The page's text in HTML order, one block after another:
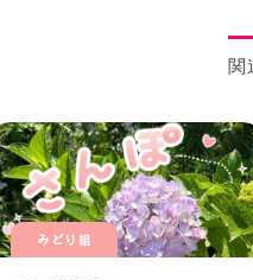
関
みどり組